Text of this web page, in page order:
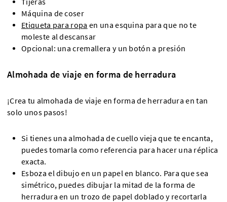
Máquina de coser
Etiqueta para ropa en una esquina para que no te
moleste al descansar
Opcional: una cremallera y un botón a presión
Almohada de viaje en forma de herradura
¡Crea tu almohada de viaje en forma de herradura en tan
solo unos pasos!
Si tienes una almohada de cuello vieja que te encanta,
puedes tomarla como referencia para hacer una réplica
exacta.
Esboza el dibujo en un papel en blanco. Para que sea
simétrico, puedes dibujar la mitad de la forma de
herradura en un trozo de papel doblado y recortarla